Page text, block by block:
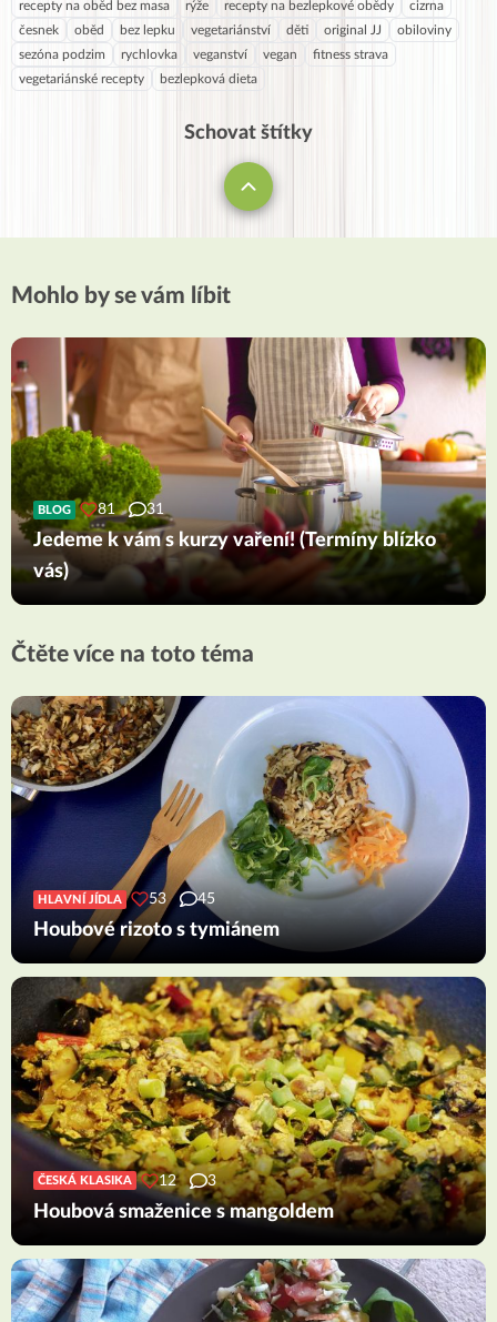
recepty na oběd bez masa rýže recepty na bezlepkové obědy
cizrna
česnek
oběd bez lepku vegetariánství děti original JJ
obiloviny
sezóna podzim
rychlovka veganství vegan
fitness strava
vegetariánské recepty
bezlepková dieta
Schovat štítky
Mohlo by se vám líbit
BLOG 81 31
Jedeme k vám s kurzy vaření! (Termíny blízko
vás)
Čtěte více na toto téma
HLAVNÍ JÍDLA 53 45
Houbové rizoto s tymiánem
ČESKÁ KLASIKA 12 3
Houbová smaženice s mangoldem